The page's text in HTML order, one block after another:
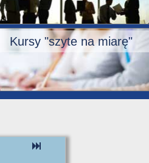
Kursy "szyte na miarę"